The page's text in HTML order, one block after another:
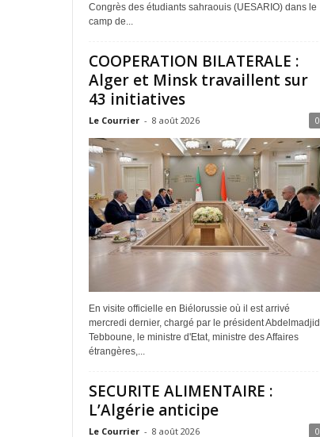
Congrès des étudiants sahraouis (UESARIO) dans le
camp de...
COOPERATION BILATERALE :
Alger et Minsk travaillent sur
43 initiatives
Le Courrier - 8 août 2026 0
En visite officielle en Biélorussie où il est arrivé
mercredi dernier, chargé par le président Abdelmadjid
Tebboune, le ministre d'Etat, ministre des Affaires
étrangères,...
SECURITE ALIMENTAIRE :
L’Algérie anticipe
Le Courrier - 8 août 2026 0